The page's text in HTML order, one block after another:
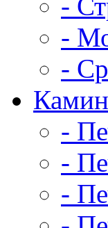
-
-
-
-
-